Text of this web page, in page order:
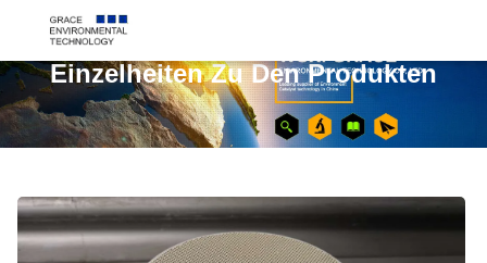
Einzelheiten Zu Den Produkten